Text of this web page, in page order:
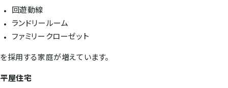
回遊動線
ランドリールーム
ファミリークローゼット
を採用する家庭が増えています。
平屋住宅